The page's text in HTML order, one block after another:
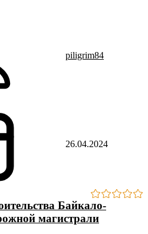
piligrim84
26.04.2024
Байкало-
магистрали